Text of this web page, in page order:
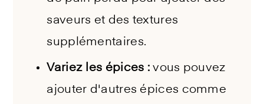
saveurs et des textures
supplémentaires.
Variez les épices :vous pouvez
ajouter d'autres épices comme